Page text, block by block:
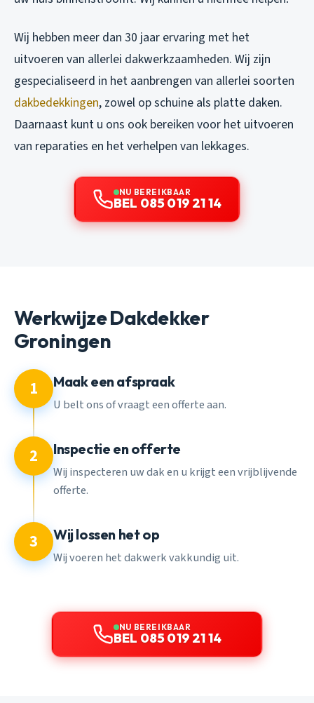
Wij hebben meer dan 30 jaar ervaring met het
uitvoeren van allerlei dakwerkzaamheden. Wij zijn
gespecialiseerd in het aanbrengen van allerlei soorten
dakbedekkingen, zowel op schuine als platte daken.
Daarnaast kunt u ons ook bereiken voor het uitvoeren
van reparaties en het verhelpen van lekkages.
NU BEREIKBAAR
BEL 085 019 21 14
Werkwijze Dakdekker
Groningen
1 Maak een afspraak
U belt ons of vraagt een offerte aan.
2 Inspectie en offerte
Wij inspecteren uw dak en u krijgt een vrijblijvende
offerte.
3 Wij lossen het op
Wij voeren het dakwerk vakkundig uit.
NU BEREIKBAAR
BEL 085 019 21 14